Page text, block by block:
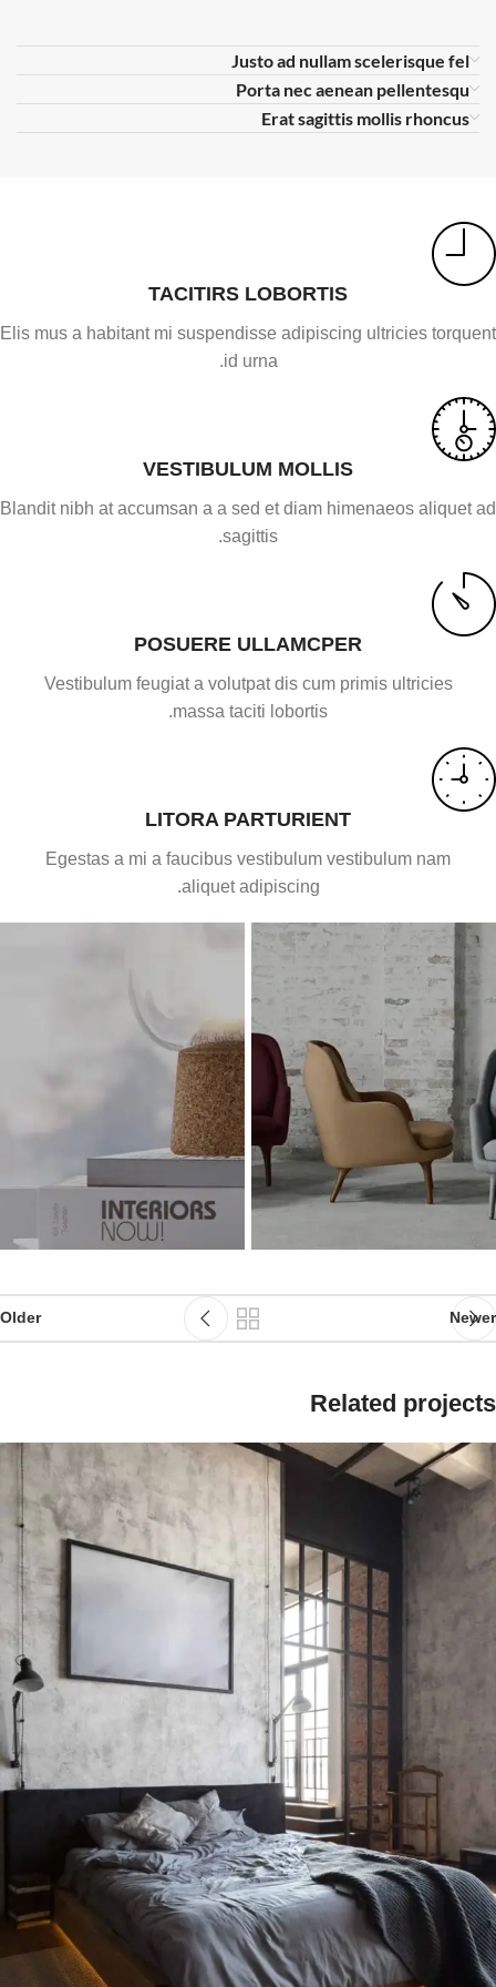
Justo ad nullam scelerisque fel
Porta nec aenean pellentesqu
Erat sagittis mollis rhoncus
TACITIRS LOBORTIS
Elis mus a habitant mi suspendisse adipiscing ultricies torquent
id urna.
VESTIBULUM MOLLIS
Blandit nibh at accumsan a a sed et diam himenaeos aliquet ad
sagittis.
POSUERE ULLAMCPER
Vestibulum feugiat a volutpat dis cum primis ultricies
massa taciti lobortis.
LITORA PARTURIENT
Egestas a mi a faucibus vestibulum vestibulum nam
aliquet adipiscing.
Newer
Older
Related projects